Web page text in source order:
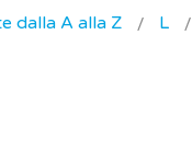
dalla A alla Z L